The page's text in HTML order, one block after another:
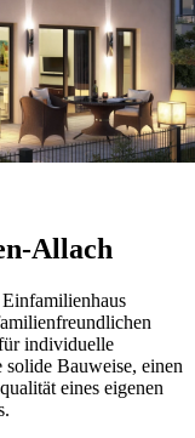
Allach
individuelle
Bauweise, einen
eines eigenen